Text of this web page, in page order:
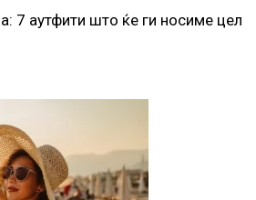
7 аутфити што ќе ги носиме цел